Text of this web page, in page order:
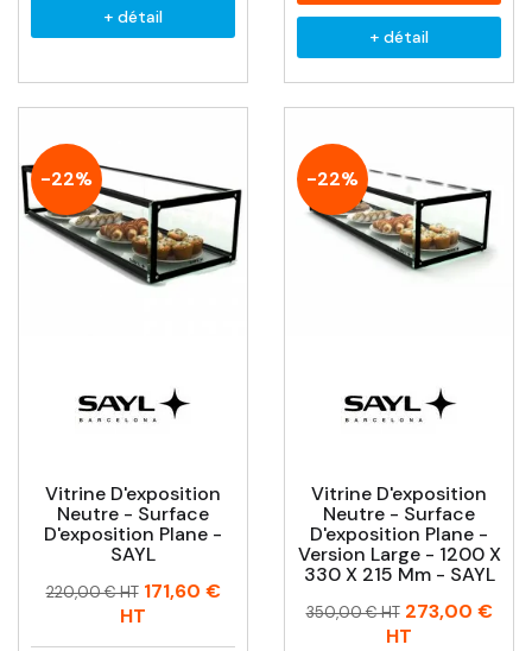
+ détail
+ détail
-22%
Vitrine D'exposition
Neutre - Surface
D'exposition Plane -
SAYL
Prix
Prix
220,00 € HT 171,60 €
HT
-22%
Vitrine D'exposition
Neutre - Surface
D'exposition Plane -
Version Large - 1200 X
330 X 215 Mm - SAYL
Prix
Prix
350,00 € HT 273,00 €
HT